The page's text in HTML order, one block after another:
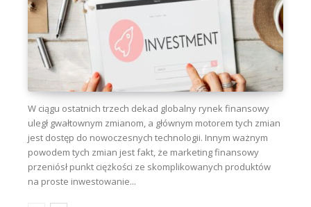
W ciągu ostatnich trzech dekad globalny rynek finansowy
uległ gwałtownym zmianom, a głównym motorem tych zmian
jest dostęp do nowoczesnych technologii. Innym ważnym
powodem tych zmian jest fakt, że marketing finansowy
przeniósł punkt ciężkości ze skomplikowanych produktów
na proste inwestowanie...